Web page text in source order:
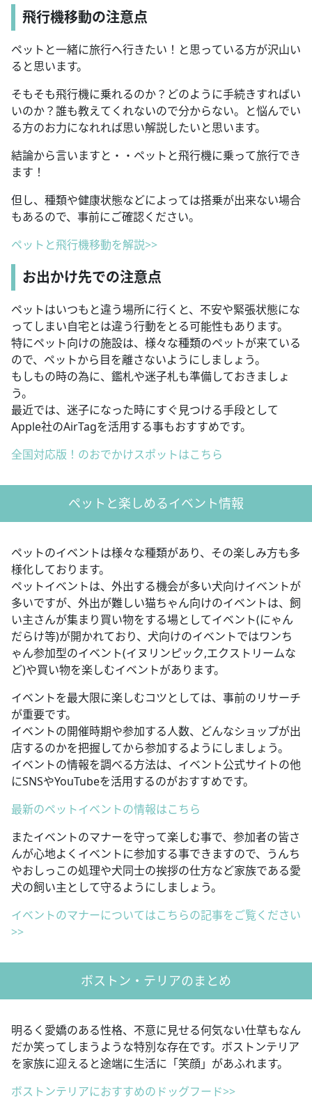
飛行機移動の注意点
ペットと一緒に旅行へ行きたい！と思っている方が沢山い
ると思います。
そもそも飛行機に乗れるのか？どのように手続きすればい
いのか？誰も教えてくれないので分からない。と悩んでい
る方のお力になれれば思い解説したいと思います。
結論から言いますと・・ペットと飛行機に乗って旅行でき
ます！
但し、種類や健康状態などによっては搭乗が出来ない場合
もあるので、事前にご確認ください。
ペットと飛行機移動を解説>>
お出かけ先での注意点
ペットはいつもと違う場所に行くと、不安や緊張状態にな
ってしまい自宅とは違う行動をとる可能性もあります。
特にペット向けの施設は、様々な種類のペットが来ている
ので、ペットから目を離さないようにしましょう。
もしもの時の為に、鑑札や迷子札も準備しておきましょ
う。
最近では、迷子になった時にすぐ見つける手段として
Apple社のAirTagを活用する事もおすすめです。
全国対応版！のおでかけスポットはこちら
ペットと楽しめるイベント情報
ペットのイベントは様々な種類があり、その楽しみ方も多
様化しております。
ペットイベントは、外出する機会が多い犬向けイベントが
多いですが、外出が難しい猫ちゃん向けのイベントは、飼
い主さんが集まり買い物をする場としてイベント(にゃん
だらけ等)が開かれており、犬向けのイベントではワンち
ゃん参加型のイベント(イヌリンピック,エクストリームな
ど)や買い物を楽しむイベントがあります。
イベントを最大限に楽しむコツとしては、事前のリサーチ
が重要です。
イベントの開催時期や参加する人数、どんなショップが出
店するのかを把握してから参加するようにしましょう。
イベントの情報を調べる方法は、イベント公式サイトの他
にSNSやYouTubeを活用するのがおすすめです。
最新のペットイベントの情報はこちら
またイベントのマナーを守って楽しむ事で、参加者の皆さ
んが心地よくイベントに参加する事できますので、うんち
やおしっこの処理や犬同士の挨拶の仕方など家族である愛
犬の飼い主として守るようにしましょう。
イベントのマナーについてはこちらの記事をご覧ください
>>
ボストン・テリアのまとめ
明るく愛嬌のある性格、不意に見せる何気ない仕草もなん
だか笑ってしまうような特別な存在です。ボストンテリア
を家族に迎えると途端に生活に「笑顔」があふれます。
ボストンテリアにおすすめのドッグフード>>